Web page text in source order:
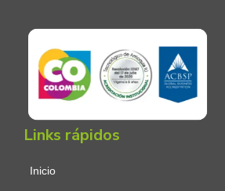
Links rápidos
Inicio